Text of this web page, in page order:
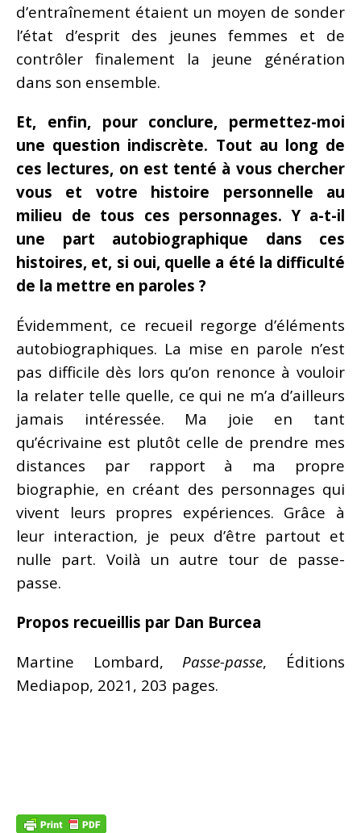
d’entraînement étaient un moyen de sonder
l’état d’esprit des jeunes femmes et de
contrôler finalement la jeune génération
dans son ensemble.
Et, enfin, pour conclure, permettez-moi
une question indiscrète. Tout au long de
ces lectures, on est tenté à vous chercher
vous et votre histoire personnelle au
milieu de tous ces personnages. Y a-t-il
une part autobiographique dans ces
histoires, et, si oui, quelle a été la difficulté
de la mettre en paroles ?
Évidemment, ce recueil regorge d’éléments
autobiographiques. La mise en parole n’est
pas difficile dès lors qu’on renonce à vouloir
la relater telle quelle, ce qui ne m’a d’ailleurs
jamais intéressée. Ma joie en tant
qu’écrivaine est plutôt celle de prendre mes
distances par rapport à ma propre
biographie, en créant des personnages qui
vivent leurs propres expériences. Grâce à
leur interaction, je peux d’être partout et
nulle part. Voilà un autre tour de passe-
passe.
Propos recueillis par Dan Burcea
Martine Lombard, Passe-passe, Éditions
Mediapop, 2021, 203 pages.